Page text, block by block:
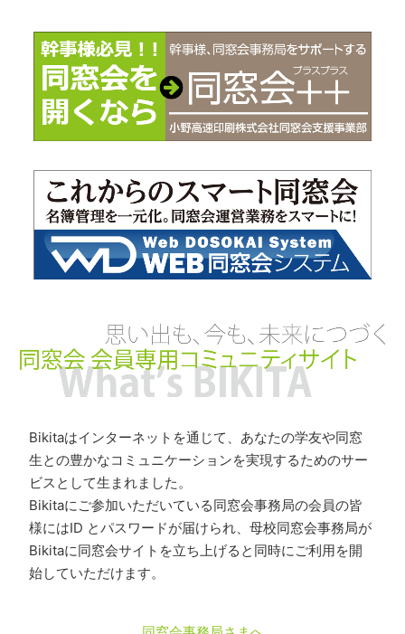
Bikitaはインターネットを通じて、あなたの学友や同窓
生との豊かなコミュニケーションを実現するためのサー
ビスとして生まれました。
Bikitaにご参加いただいている同窓会事務局の会員の皆
様にはID とパスワードが届けられ、母校同窓会事務局が
Bikitaに同窓会サイトを立ち上げると同時にご利用を開
始していただけます。